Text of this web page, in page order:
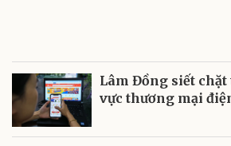
Lâm Đồng siết
vực thương mại